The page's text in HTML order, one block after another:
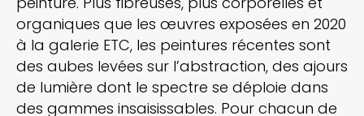
organiques que les œuvres exposées en 2020
à la galerie ETC, les peintures récentes sont
des aubes levées sur l’abstraction, des ajours
de lumière dont le spectre se déploie dans
des gammes insaisissables. Pour chacun de